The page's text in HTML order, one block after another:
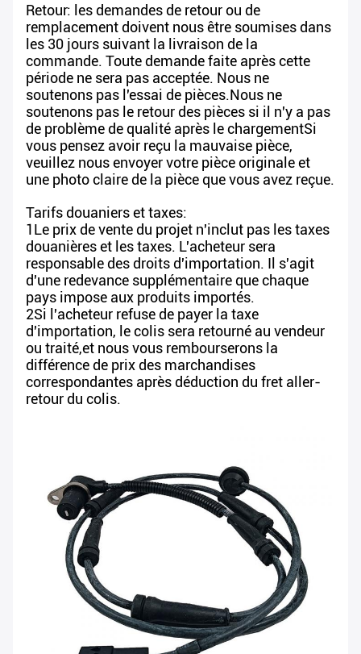
Retour: les demandes de retour ou de
remplacement doivent nous être soumises dans
les 30 jours suivant la livraison de la
commande. Toute demande faite après cette
période ne sera pas acceptée. Nous ne
soutenons pas l'essai de pièces.Nous ne
soutenons pas le retour des pièces si il n'y a pas
de problème de qualité après le chargementSi
vous pensez avoir reçu la mauvaise pièce,
veuillez nous envoyer votre pièce originale et
une photo claire de la pièce que vous avez reçue.
Tarifs douaniers et taxes:
1Le prix de vente du projet n'inclut pas les taxes
douanières et les taxes. L'acheteur sera
responsable des droits d'importation. Il s'agit
d'une redevance supplémentaire que chaque
pays impose aux produits importés.
2Si l'acheteur refuse de payer la taxe
d'importation, le colis sera retourné au vendeur
ou traité,et nous vous rembourserons la
différence de prix des marchandises
correspondantes après déduction du fret aller-
retour du colis.